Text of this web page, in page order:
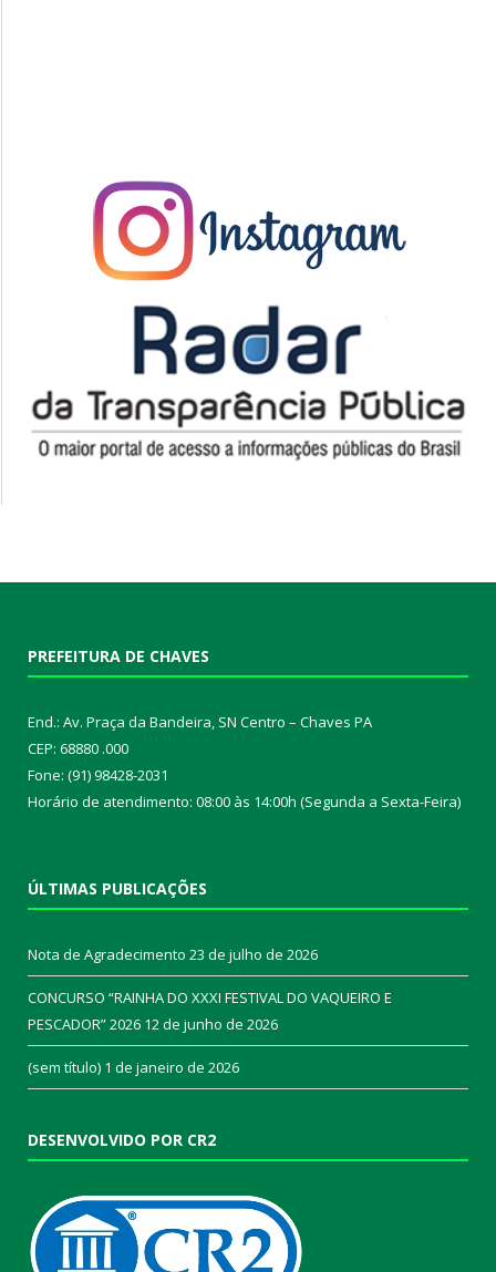
PREFEITURA DE CHAVES
End.: Av. Praça da Bandeira, SN Centro – Chaves PA
CEP: 68880 .000
Fone: (91) 98428-2031
Horário de atendimento: 08:00 às 14:00h (Segunda a Sexta-Feira)
ÚLTIMAS PUBLICAÇÕES
Nota de Agradecimento 23 de julho de 2026
CONCURSO “RAINHA DO XXXI FESTIVAL DO VAQUEIRO E
PESCADOR” 2026 12 de junho de 2026
(sem título) 1 de janeiro de 2026
DESENVOLVIDO POR CR2